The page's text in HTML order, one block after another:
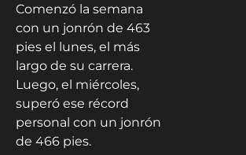
Comenzó la semana
con un jonrón de 463
pies el lunes, el más
largo de su carrera.
Luego, el miércoles,
superó ese récord
personal con un jonrón
de 466 pies.